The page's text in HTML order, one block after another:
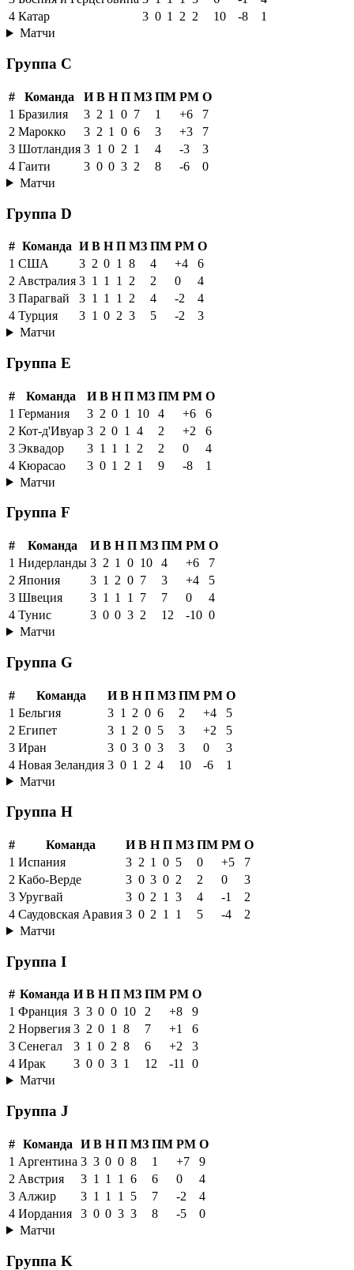
4 Катар 3 0 1 2 2 10 -8
1
Матчи
Группа C
# Команда И В Н П МЗ ПМ РМ О
1 Бразилия 3 2 1 0 7 1 +6
7
2 Марокко 3 2 1 0 6 3 +3
7
3 Шотландия 3 1 0 2 1 4 -3
3
4 Гаити 3 0 0 3 2 8 -6
0
Матчи
Группа D
# Команда И В Н П МЗ ПМ РМ О
1 США 3 2 0 1 8 4 +4
6
2 Австралия 3 1 1 1 2 2 0
4
3 Парагвай 3 1 1 1 2 4 -2
4
4 Турция 3 1 0 2 3 5 -2
3
Матчи
Группа E
# Команда И В Н П МЗ ПМ РМ О
1 Германия 3 2 0 1 10 4 +6
6
2 Кот-д'Ивуар 3 2 0 1 4 2 +2
6
3 Эквадор 3 1 1 1 2 2 0
4
4 Кюрасао 3 0 1 2 1 9 -8
1
Матчи
Группа F
# Команда И В Н П МЗ ПМ РМ О
1 Нидерланды 3 2 1 0 10 4 +6
7
2 Япония 3 1 2 0 7 3 +4
5
3 Швеция 3 1 1 1 7 7 0
4
4 Тунис 3 0 0 3 2 12 -10 0
Матчи
Группа G
# Команда И В Н П МЗ ПМ РМ О
1 Бельгия 3 1 2 0 6 2 +4
5
2 Египет 3 1 2 0 5 3 +2
5
3 Иран 3 0 3 0 3 3 0
3
4 Новая Зеландия 3 0 1 2 4 10 -6
1
Матчи
Группа H
# Команда И В Н П МЗ ПМ РМ О
1 Испания 3 2 1 0 5 0 +5
7
2 Кабо-Верде 3 0 3 0 2 2 0
3
3 Уругвай 3 0 2 1 3 4 -1
2
4 Саудовская Аравия 3 0 2 1 1 5 -4
2
Матчи
Группа I
# Команда И В Н П МЗ ПМ РМ О
1 Франция 3 3 0 0 10 2 +8
9
2 Норвегия 3 2 0 1 8 7 +1
6
3 Сенегал 3 1 0 2 8 6 +2
3
4 Ирак 3 0 0 3 1 12 -11 0
Матчи
Группа J
# Команда И В Н П МЗ ПМ РМ О
1 Аргентина 3 3 0 0 8 1 +7
9
2 Австрия 3 1 1 1 6 6 0
4
3 Алжир 3 1 1 1 5 7 -2
4
4 Иордания 3 0 0 3 3 8 -5
0
Матчи
Группа K